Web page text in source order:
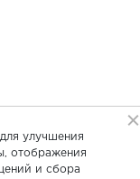
улучшения
отображения
и сбора